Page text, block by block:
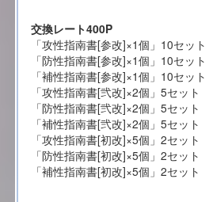
交換レート400P
「攻性指南書[参改]×1個」10セット
「防性指南書[参改]×1個」10セット
「補性指南書[参改]×1個」10セット
「攻性指南書[弐改]×2個」5セット
「防性指南書[弐改]×2個」5セット
「補性指南書[弐改]×2個」5セット
「攻性指南書[初改]×5個」2セット
「防性指南書[初改]×5個」2セット
「補性指南書[初改]×5個」2セット